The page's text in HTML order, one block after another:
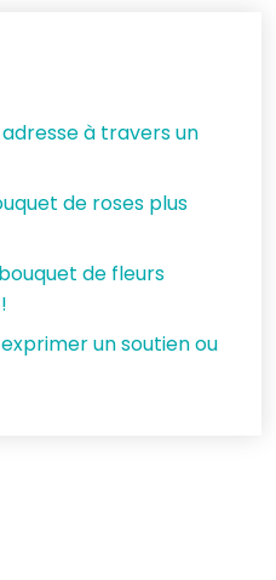
à travers un
de roses plus
de fleurs
un soutien ou